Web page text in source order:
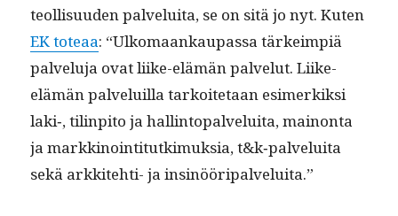
teol­lisu­u­den palvelui­ta, se on sitä jo nyt. Kuten
EK toteaa: “Ulko­maankau­pas­sa tärkeimpiä
palvelu­ja ovat liike-elämän palve­lut. Liike-
elämän palveluil­la tarkoite­taan esimerkik­si
laki‑, tilin­pito ja hallintopalvelui­ta, main­on­ta
ja markki­noin­ti­tutkimuk­sia, t&k‑palveluita
sekä arkkite­hti- ja insinööripalveluita.”